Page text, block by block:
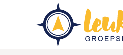
inhoud